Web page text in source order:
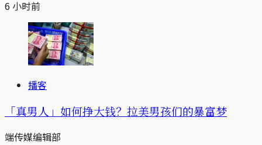
6 小时前
播客
「真男人」如何挣大钱？拉美男孩们的暴富梦
端传媒编辑部